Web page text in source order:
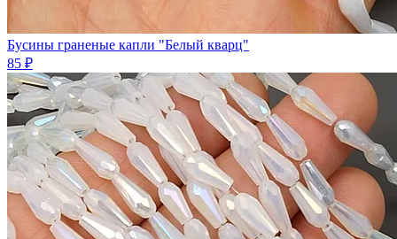
Бусины граненые капли "Белый кварц"
85 ₽